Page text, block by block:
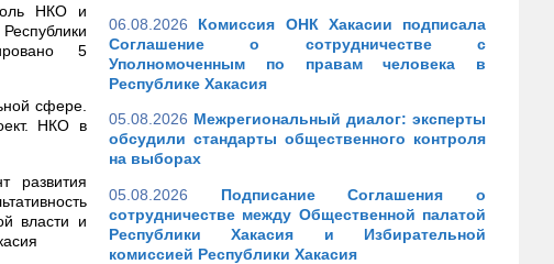
НКО и
5
сфере.
НКО в
власти и
06.08.2026
Комиссия ОНК Хакасии подписала
Соглашение о сотрудничестве с
Уполномоченным по правам человека в
Республике Хакасия
05.08.2026 Межрегиональный диалог: эксперты
обсудили стандарты общественного контроля
на выборах
05.08.2026
Подписание Соглашения о
сотрудничестве между Общественной палатой
Республики Хакасия и Избирательной
комиссией Республики Хакасия